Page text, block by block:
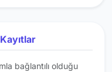
bağlantılı olduğu